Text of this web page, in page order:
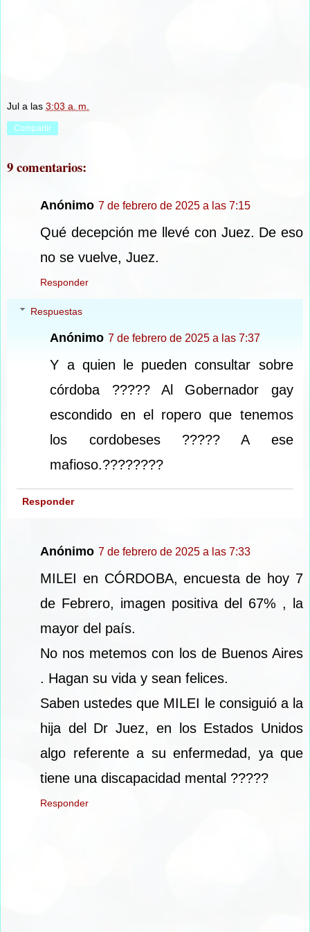
Jul a las 3:03 a. m.
Compartir
9 comentarios:
Anónimo 7 de febrero de 2025 a las 7:15
Qué decepción me llevé con Juez. De eso
no se vuelve, Juez.
Responder
Respuestas
Anónimo 7 de febrero de 2025 a las 7:37
Y a quien le pueden consultar sobre
córdoba ????? Al Gobernador gay
escondido en el ropero que tenemos
los cordobeses ????? A ese
mafioso.????????
Responder
Anónimo 7 de febrero de 2025 a las 7:33
MILEI en CÓRDOBA, encuesta de hoy 7
de Febrero, imagen positiva del 67% , la
mayor del país.
No nos metemos con los de Buenos Aires
. Hagan su vida y sean felices.
Saben ustedes que MILEI le consiguió a la
hija del Dr Juez, en los Estados Unidos
algo referente a su enfermedad, ya que
tiene una discapacidad mental ?????
Responder